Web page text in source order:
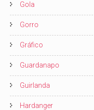
Gola
Gorro
Gráfico
Guardanapo
Guirlanda
Hardanger